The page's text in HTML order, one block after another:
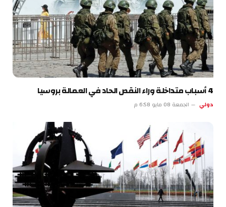
4 أسباب متداخلة وراء النقص الحاد في العمالة بروسيا
دولي الجمعة 08 مايو 6:58 م